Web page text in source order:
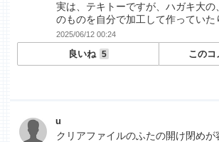
実は、テキトーですが、ハガキ大の
のものを自分で加工して作っていた
2025/06/12 00:24
良いね 5 このコ
u
クリアファイルのふたの開け閉めが